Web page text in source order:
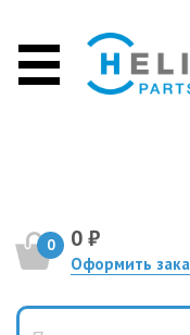
0 0 ₽
Оформить